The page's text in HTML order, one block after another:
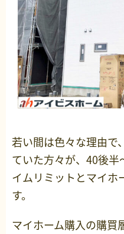
若い間は色々な理由で
ていた方々が、40後
イムリミットとマイホ
す。
マイホーム購入の購買